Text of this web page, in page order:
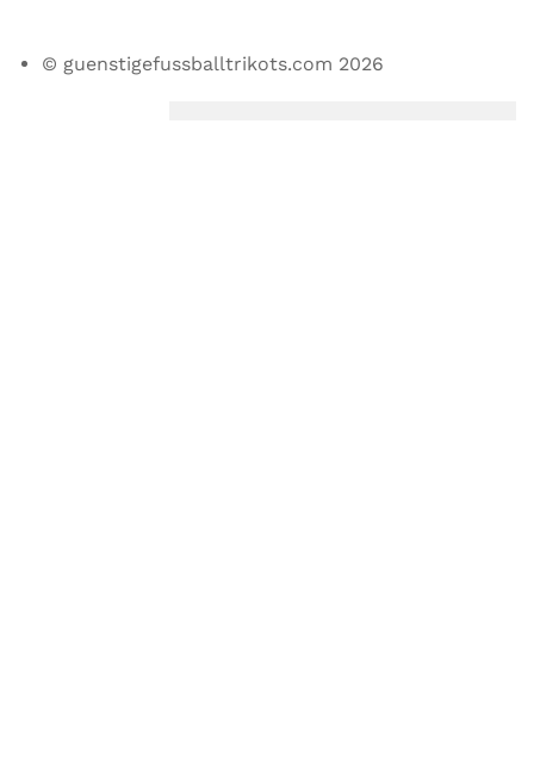
© guenstigefussballtrikots.com 2026